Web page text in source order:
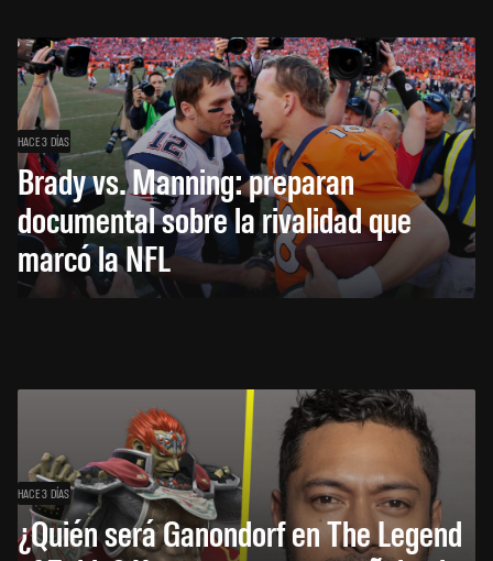
HACE 3 DÍAS
Brady vs. Manning: preparan
documental sobre la rivalidad que
marcó la NFL
HACE 3 DÍAS
¿Quién será Ganondorf en The Legend